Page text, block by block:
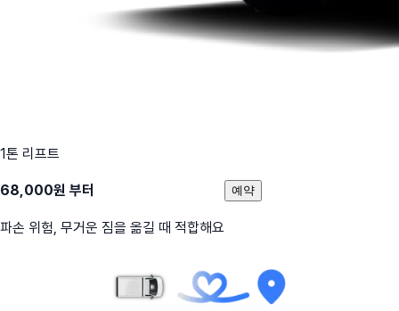
1톤 리프트
68,000원 부터
파손 위험, 무거운 짐을 옮길 때 적합해요
예약